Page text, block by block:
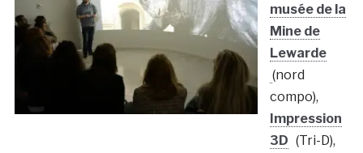
musée de la
Mine de
Lewarde
(nord
compo),
Impression
3D (Tri-D),